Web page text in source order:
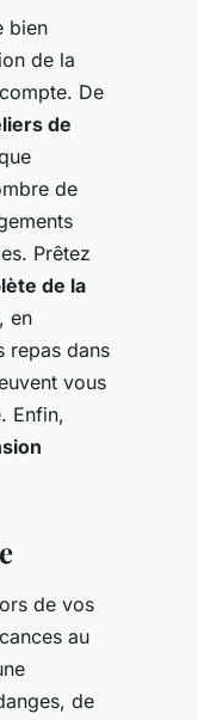
bien
de la
De
de
de
Prêtez
de la
en
repas dans
vous
Enfin,
de vos
au
de